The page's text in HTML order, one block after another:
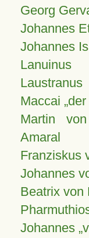
Georg
Johannes
Johannes
Lanuinus
Laustranus
Maccai
Martin
Amaral
Franziskus
Johannes
Beatrix von
Johannes